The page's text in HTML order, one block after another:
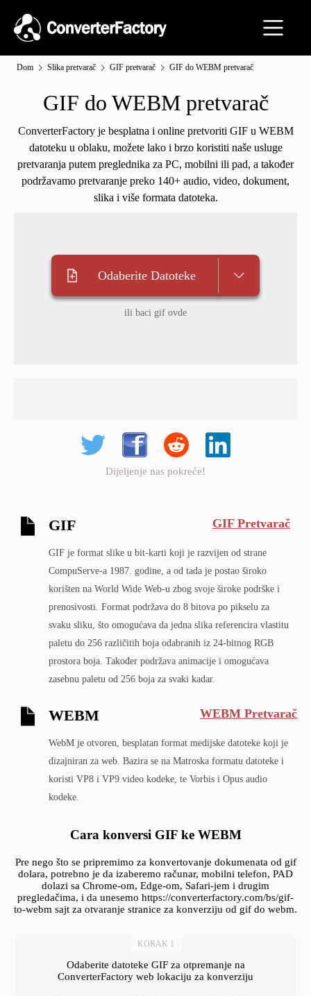
Dom Slika pretvarač GIF pretvarač GIF do WEBM pretvarač
GIF do WEBM pretvarač
ConverterFactory je besplatna i online pretvoriti GIF u WEBM
datoteku u oblaku, možete lako i brzo koristiti naše usluge
pretvaranja putem preglednika za PC, mobilni ili pad, a također
podržavamo pretvaranje preko 140+ audio, video, dokument,
slika i više formata datoteka.
Odaberite Datoteke
ili baci gif ovde
Dijeljenje nas pokreće!
GIF GIF Pretvarač
GIF je format slike u bit-karti koji je razvijen od strane
CompuServe-a 1987. godine, a od tada je postao široko
korišten na World Wide Web-u zbog svoje široke podrške i
prenosivosti. Format podržava do 8 bitova po pikselu za
svaku sliku, što omogućava da jedna slika referencira vlastitu
paletu do 256 različitih boja odabranih iz 24-bitnog RGB
prostora boja. Također podržava animacije i omogućava
zasebnu paletu od 256 boja za svaki kadar.
WEBM WEBM Pretvarač
WebM je otvoren, besplatan format medijske datoteke koji je
dizajniran za web. Bazira se na Matroska formatu datoteke i
koristi VP8 i VP9 video kodeke, te Vorbis i Opus audio
kodeke.
Cara konversi GIF ke WEBM
Pre nego što se pripremimo za konvertovanje dokumenata od gif
dolara, potrebno je da izaberemo računar, mobilni telefon, PAD
dolazi sa Chrome-om, Edge-om, Safari-jem i drugim
pregledačima, i da unesemo https://converterfactory.com/bs/gif-
to-webm sajt za otvaranje stranice za konverziju od gif do webm.
KORAK 1
Odaberite datoteke GIF za otpremanje na
ConverterFactory web lokaciju za konverziju